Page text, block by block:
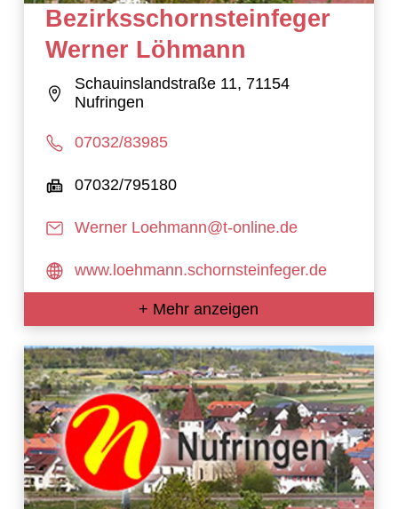
Bezirksschornsteinfeger
Werner Löhmann
Schauinslandstraße 11, 71154
Nufringen
07032/83985
07032/795180
Werner Loehmann@t-online.de
www.loehmann.schornsteinfeger.de
+ Mehr anzeigen